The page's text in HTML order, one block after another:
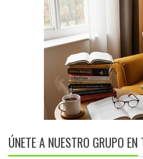
ÚNETE A NUESTRO GRUPO EN